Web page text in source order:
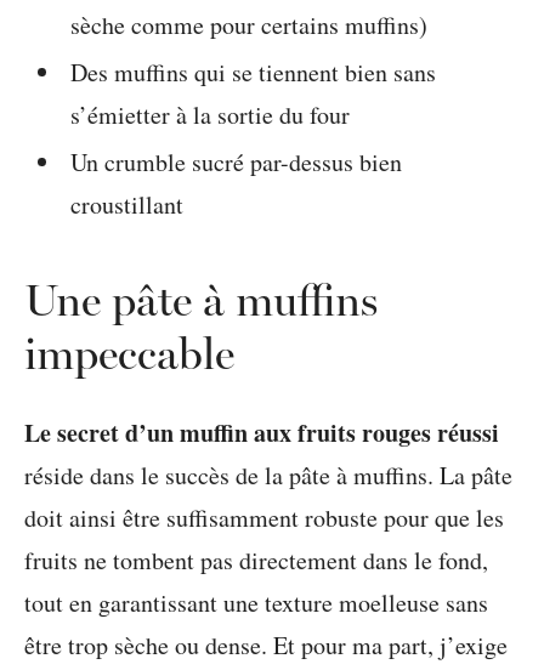
sèche comme pour certains muffins)
Des muffins qui se tiennent bien sans
s’émietter à la sortie du four
Un crumble sucré par-dessus bien
croustillant
Une pâte à muffins
impeccable
Le secret d’un muffin aux fruits rouges réussi
réside dans le succès de la pâte à muffins. La pâte
doit ainsi être suffisamment robuste pour que les
fruits ne tombent pas directement dans le fond,
tout en garantissant une texture moelleuse sans
être trop sèche ou dense. Et pour ma part, j’exige